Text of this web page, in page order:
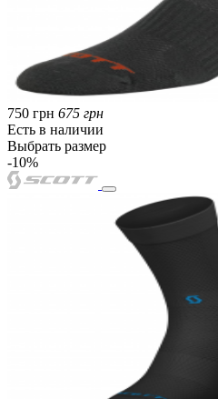
750 грн 675 грн
Есть в наличии
Выбрать размер
-10%